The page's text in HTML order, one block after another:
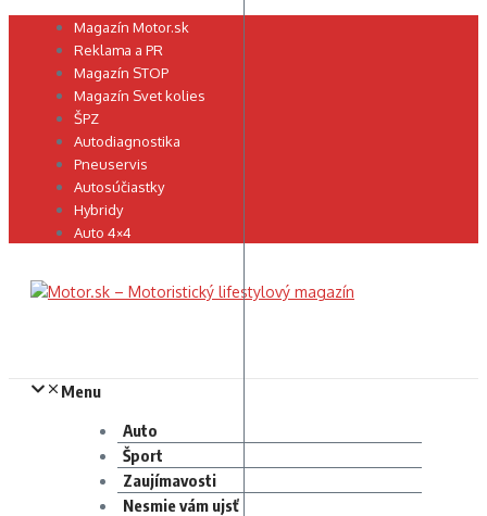
Preskočiť Magazín Motor.sk
Reklama a PR
Magazín STOP
Magazín Svet kolies
ŠPZ
Autodiagnostika
Pneuservis
Autosúčiastky
Hybridy
Auto 4×4
Menu
Auto
Šport
Zaujímavosti
Nesmie vám ujsť